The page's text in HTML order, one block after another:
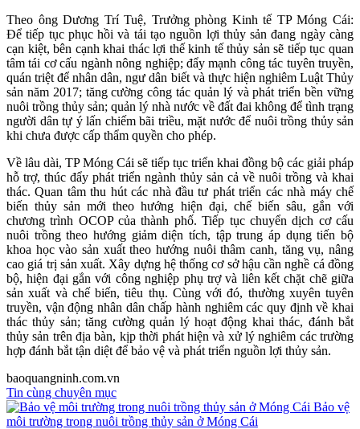
Theo ông Dương Trí Tuệ, Trưởng phòng Kinh tế TP Móng Cái:
Để tiếp tục phục hồi và tái tạo nguồn lợi thủy sản đang ngày càng
cạn kiệt, bên cạnh khai thác lợi thế kinh tế thủy sản sẽ tiếp tục quan
tâm tái cơ cấu ngành nông nghiệp; đẩy mạnh công tác tuyên truyền,
quán triệt để nhân dân, ngư dân biết và thực hiện nghiêm Luật Thủy
sản năm 2017; tăng cường công tác quản lý và phát triển bền vững
nuôi trồng thủy sản; quản lý nhà nước về đất đai không để tình trạng
người dân tự ý lấn chiếm bãi triều, mặt nước để nuôi trồng thủy sản
khi chưa được cấp thẩm quyền cho phép.
Về lâu dài, TP Móng Cái sẽ tiếp tục triển khai đồng bộ các giải pháp
hỗ trợ, thúc đẩy phát triển ngành thủy sản cả về nuôi trồng và khai
thác. Quan tâm thu hút các nhà đầu tư phát triển các nhà máy chế
biến thủy sản mới theo hướng hiện đại, chế biến sâu, gắn với
chương trình OCOP của thành phố. Tiếp tục chuyển dịch cơ cấu
nuôi trồng theo hướng giảm diện tích, tập trung áp dụng tiến bộ
khoa học vào sản xuất theo hướng nuôi thâm canh, tăng vụ, nâng
cao giá trị sản xuất. Xây dựng hệ thống cơ sở hậu cần nghề cá đồng
bộ, hiện đại gắn với công nghiệp phụ trợ và liên kết chặt chẽ giữa
sản xuất và chế biến, tiêu thụ. Cùng với đó, thường xuyên tuyên
truyền, vận động nhân dân chấp hành nghiêm các quy định về khai
thác thủy sản; tăng cường quản lý hoạt động khai thác, đánh bắt
thủy sản trên địa bàn, kịp thời phát hiện và xử lý nghiêm các trường
hợp đánh bắt tận diệt để bảo vệ và phát triển nguồn lợi thủy sản.
baoquangninh.com.vn
Tin cùng chuyên mục
Bảo vệ
môi trường trong nuôi trồng thủy sản ở Móng Cái